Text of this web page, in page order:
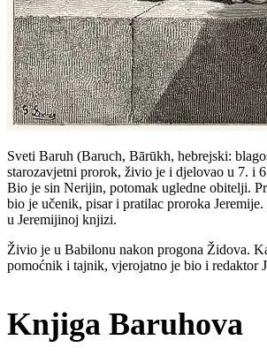
Sveti Baruh (Baruch, Bārūkh, hebrejski:
starozavjetni prorok, živio je i djelovao u 7. i
Bio je sin Nerijin, potomak ugledne obitelji.
bio je učenik, pisar i pratilac proroka Jeremije.
u Jeremijinoj knjizi.
Živio je u Babilonu nakon progona Židova.
pomoćnik i tajnik, vjerojatno je bio i redaktor
Knjiga Baruhova